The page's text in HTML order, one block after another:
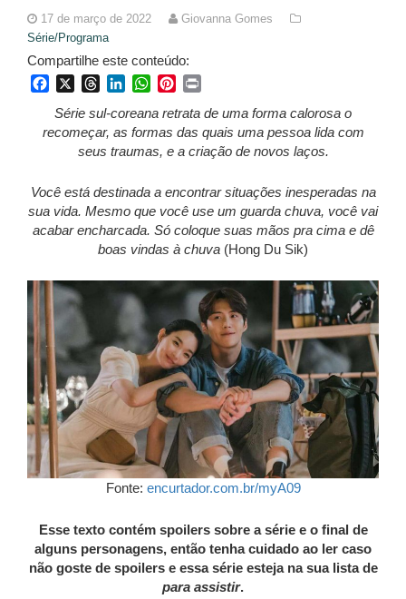
17 de março de 2022
Giovanna Gomes
Série/Programa
Compartilhe este conteúdo:
FacebookThreadsLinkedInWhatsApp
Pinterest
Série sul-coreana retrata de uma forma calorosa o
recomeçar, as formas das quais uma pessoa lida com
seus traumas, e a criação de novos laços.
Você está destinada a encontrar situações inesperadas na
sua vida. Mesmo que você use um guarda chuva, você vai
acabar encharcada. Só coloque suas mãos pra cima e dê
boas vindas à chuva (Hong Du Sik)
Fonte: encurtador.com.br/myA09
Esse texto contém spoilers sobre a série e o final de
alguns personagens, então tenha cuidado ao ler caso
não goste de spoilers e essa série esteja na sua lista de
para assistir.